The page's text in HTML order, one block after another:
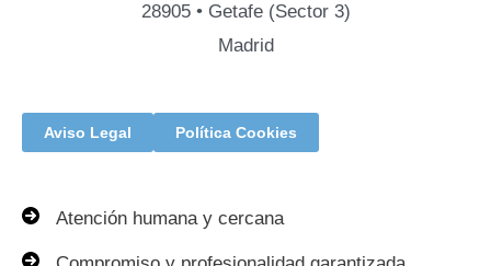
28905 • Getafe (Sector 3)
Madrid
Aviso Legal Política Cookies
Atención humana y cercana